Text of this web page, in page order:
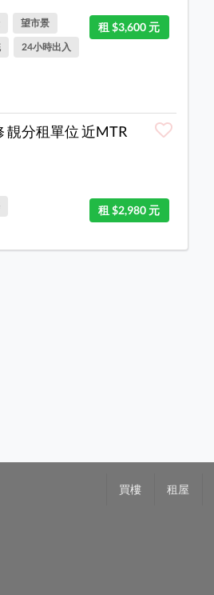
租 $3,600 元
望市景
24小時出入
靚分租單位 近MTR
租 $2,980 元
買樓 租屋